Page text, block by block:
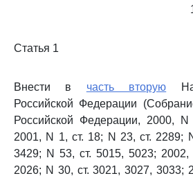
Статья 1
Внести в часть вторую
Российской Федерации
Российской Федерации, 2000,
2001, N 1, ст. 18; N 23, ст. 2289;
3429; N 53, ст. 5015, 5023;
2026; N 30, ст. 3021, 3027, 3033;